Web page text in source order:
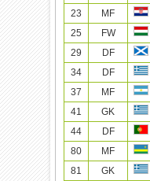
23
MF
25
FW
29
DF
34
DF
37
MF
41
GK
44
DF
80
MF
81
GK